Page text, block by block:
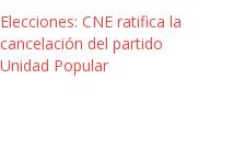
Elecciones: CNE ratifica la
cancelación del partido
Unidad Popular